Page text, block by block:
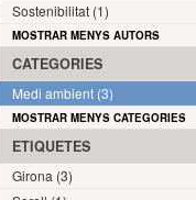
Sostenibilitat (1)
MOSTRAR MENYS AUTORS
CATEGORIES
Medi ambient (3)
MOSTRAR MENYS CATEGORIES
ETIQUETES
Girona (3)